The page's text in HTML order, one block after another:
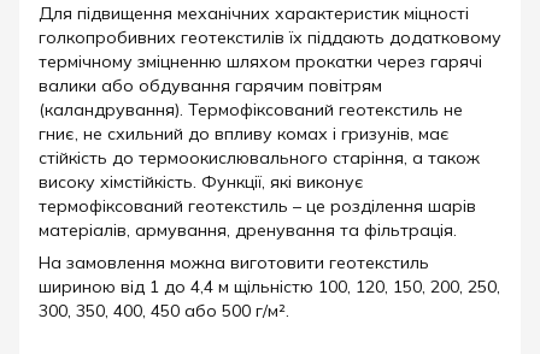
Для підвищення механічних характеристик міцності
голкопробивних геотекстилів їх піддають додатковому
термічному зміцненню шляхом прокатки через гарячі
валики або обдування гарячим повітрям
(каландрування). Термофіксований геотекстиль не
гниє, не схильний до впливу комах і гризунів, має
стійкість до термоокислювального старіння, а також
високу хімстійкість. Функції, які виконує
термофіксований геотекстиль – це розділення шарів
матеріалів, армування, дренування та фільтрація.
На замовлення можна виготовити геотекстиль
шириною від 1 до 4,4 м щільністю 100, 120, 150, 200, 250,
300, 350, 400, 450 або 500 г/м².